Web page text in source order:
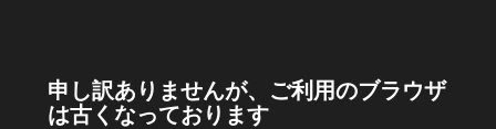
申し訳ありませんが、ご利用のブラウザ
は古くなっております